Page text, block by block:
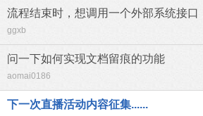
流程结束时，想调用一个外部系统接口
ggxb
问一下如何实现文档留痕的功能
aomai0186
下一次直播活动内容征集......